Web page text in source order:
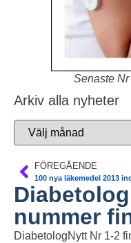
Senaste
Arkiv alla nyheter
FÖREGÅENDE
nummer
DiabetologNytt Nr 1-2